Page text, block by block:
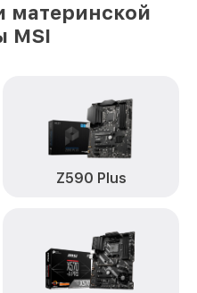
материнской
MSI
Z590 Plus